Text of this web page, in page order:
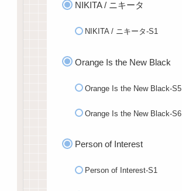
NIKITA / ニキータ
NIKITA / ニキータ-S1
Orange Is the New Black
Orange Is the New Black-S5
Orange Is the New Black-S6
Person of Interest
Person of Interest-S1